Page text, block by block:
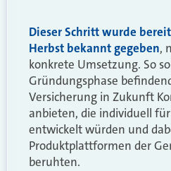
Dieser Schritt wurde
Herbst bekannt gegeben,
konkrete Umsetzung. So
Gründungsphase
Versicherung in Zukunft
anbieten, die individuell
entwickelt würden und
Produktplattformen der
beruhten.